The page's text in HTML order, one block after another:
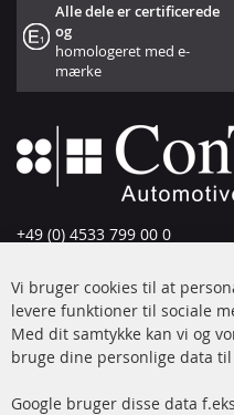
Alle dele er certificerede
og
homologeret med e-
mærke
+49 (0) 4533 799 00 0
info@contra-automotive.de
www.contra-automotive.de
Facebook
Instagram
Hurtige links
Vi bruger cookies til at
levere funktioner til sociale
Med dit samtykke kan vi og
bruge dine personlige data
Google bruger disse data